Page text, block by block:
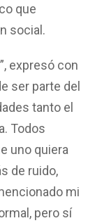
que
social.
expresó con
ser parte del
tanto el
Todos
uno quiera
de ruido,
mi
pero sí